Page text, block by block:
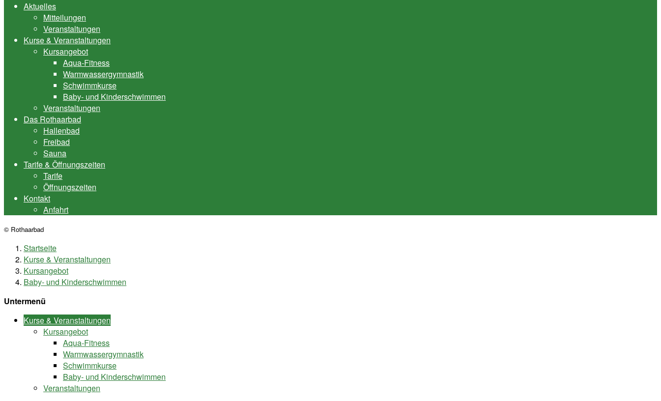
Aktuelles
Mitteilungen
Veranstaltungen
Kurse & Veranstaltungen
Kursangebot
Aqua-Fitness
Warmwassergymnastik
Schwimmkurse
Baby- und Kinderschwimmen
Veranstaltungen
Das Rothaarbad
Hallenbad
Freibad
Sauna
Tarife & Öffnungszeiten
Tarife
Öffnungszeiten
Kontakt
Anfahrt
© Rothaarbad
Startseite
Kurse & Veranstaltungen
Kursangebot
Baby- und Kinderschwimmen
Untermenü
Kurse & Veranstaltungen
Kursangebot
Aqua-Fitness
Warmwassergymnastik
Schwimmkurse
Baby- und Kinderschwimmen
Veranstaltungen